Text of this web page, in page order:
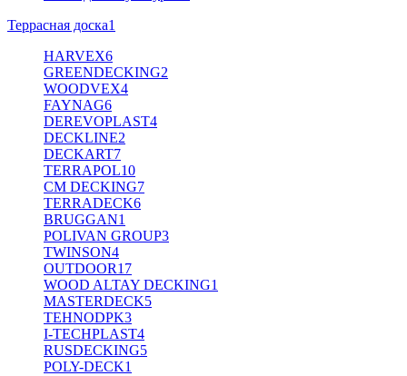
Террасная доска1
HARVEX6
GREENDECKING2
WOODVEX4
FAYNAG6
DEREVOPLAST4
DECKLINE2
DECKART7
TERRAPOL10
CM DECKING7
TERRADECK6
BRUGGAN1
POLIVAN GROUP3
TWINSON4
OUTDOOR17
WOOD ALTAY DECKING1
MASTERDECK5
TEHNODPK3
I-TECHPLAST4
RUSDECKING5
POLY-DECK1